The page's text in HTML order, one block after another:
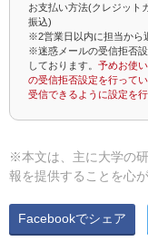
お支払い方法(クレジット
振込)
※2営業日以内に担当から
※迷惑メールの受信拒否
しております。 予めお使
の受信拒否設定を行って
受信できるように設定を行
※本文は、主に大学の
報を提供することを心
Facebookでシェア